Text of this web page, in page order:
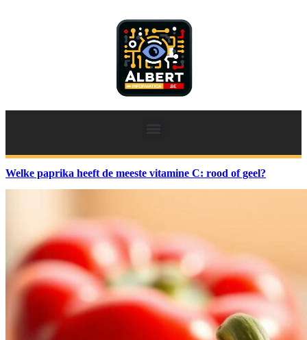
Welke paprika heeft de meeste vitamine C: rood of geel?